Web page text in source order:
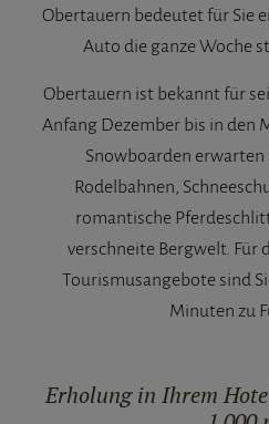
Obertauern bedeutet für Sie
Auto die ganze Woche
Obertauern ist bekannt für
Anfang Dezember bis in den
Snowboarden erwarten
Rodelbahnen,
romantische
verschneite Bergwelt. Für
Tourismusangebote sind
Minuten zu
Erholung in Ihrem